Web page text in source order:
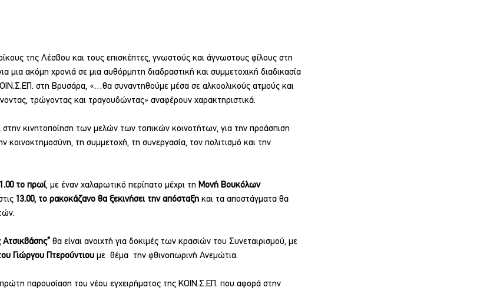
της Λέσβου και τους επισκέπτες, γνωστούς και άγνωστους φίλους στη
μια ακόμη χρονιά σε μια αυθόρμητη διαδραστική και συμμετοχική διαδικασία
στη Βρυσάρα, «…θα συναντηθούμε μέσα σε αλκοολικούς ατμούς και
τρώγοντας και τραγουδώντας» αναφέρουν χαρακτηριστικά.
κινητοποίηση των μελών των τοπικών κοινοτήτων, για την προάσπιση
τη συμμετοχή, τη συνεργασία, τον πολιτισμό και την
το πρωί, με έναν χαλαρωτικό περίπατο μέχρι τη Μονή Βουκόλων
13.00, το ρακοκάζανο θα ξεκινήσει την απόσταξη και τα αποστάγματα θα
θα είναι ανοιχτή για δοκιμές των κρασιών του Συνεταιρισμού, με
Γιώργου Πτερούντιου με  θέμα  την φθινοπωρινή Ανεμώτια.
πρώτη παρουσίαση του νέου εγχειρήματος της ΚΟΙΝ.Σ.ΕΠ. που αφορά στην